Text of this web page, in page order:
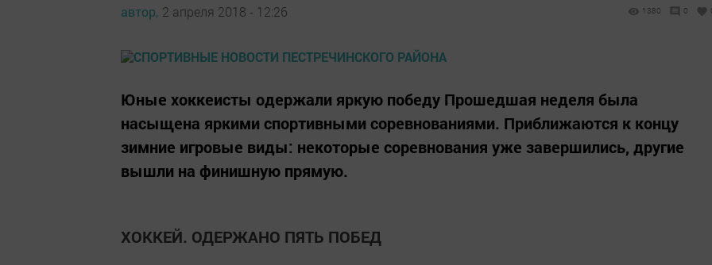
автор, 2 апреля 2018 - 12:26 1380 0
Юные хоккеисты одержали яркую победу Прошедшая неделя была
насыщена яркими спортивными соревнованиями. Приближаются к концу
зимние игровые виды: некоторые соревнования уже завершились, другие
вышли на финишную прямую.
ХОККЕЙ. ОДЕРЖАНО ПЯТЬ ПОБЕД